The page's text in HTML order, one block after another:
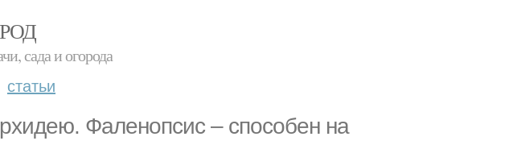
сада и огорода
статьи
Фаленопсис – способен на